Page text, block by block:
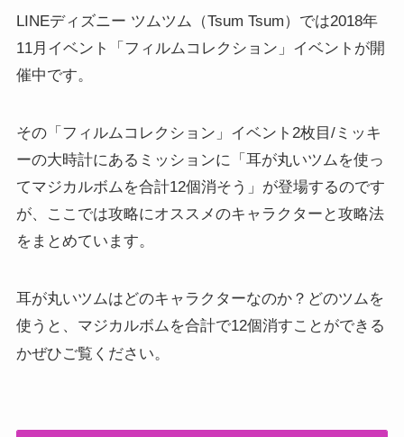
LINEディズニー ツムツム（Tsum Tsum）では2018年
11月イベント「フィルムコレクション」イベントが開
催中です。
その「フィルムコレクション」イベント2枚目/ミッキ
ーの大時計にあるミッションに「耳が丸いツムを使っ
てマジカルボムを合計12個消そう」が登場するのです
が、ここでは攻略にオススメのキャラクターと攻略法
をまとめています。
耳が丸いツムはどのキャラクターなのか？どのツムを
使うと、マジカルボムを合計で12個消すことができる
かぜひご覧ください。